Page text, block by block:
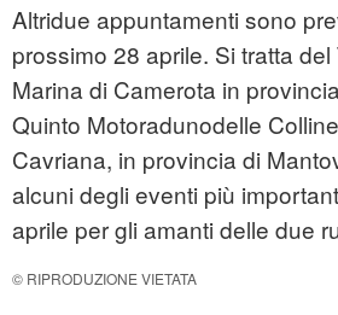
Altridue appuntamenti sono
prossimo 28 aprile. Si tratta
Marina di Camerota in
Quinto Motoradunodelle
Cavriana, in provincia di
alcuni degli eventi più
aprile per gli amanti delle due
© RIPRODUZIONE VIETATA